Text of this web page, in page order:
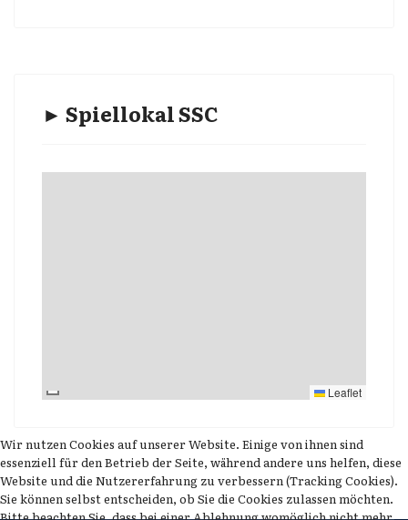
► Spiellokal SSC
Leaflet
Wir nutzen Cookies auf unserer Website. Einige von ihnen sind
essenziell für den Betrieb der Seite, während andere uns helfen, diese
Website und die Nutzererfahrung zu verbessern (Tracking Cookies).
Sie können selbst entscheiden, ob Sie die Cookies zulassen möchten.